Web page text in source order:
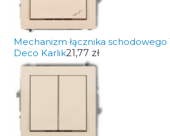
Mechanizm łącznika
Deco Karlik21,77 zł